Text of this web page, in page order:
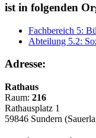
ist in folgenden
Fachbereich 5:
Abteilung 5.2:
Adresse:
Rathaus
Raum: 216
Rathausplatz 1
59846 Sundern